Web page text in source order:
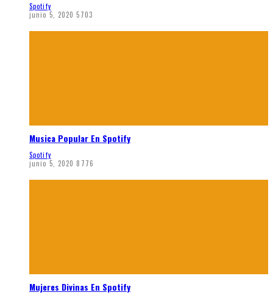
Spotify
junio 5, 2020 5703
Musica Popular En Spotify
Spotify
junio 5, 2020 8776
Mujeres Divinas En Spotify